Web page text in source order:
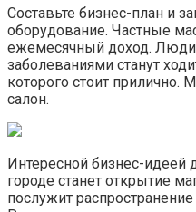
Составьте бизнес-план и
оборудование. Частные
ежемесячный доход.
заболеваниями станут
которого стоит
салон.
Интересной бизнес-
городе станет открытие
послужит